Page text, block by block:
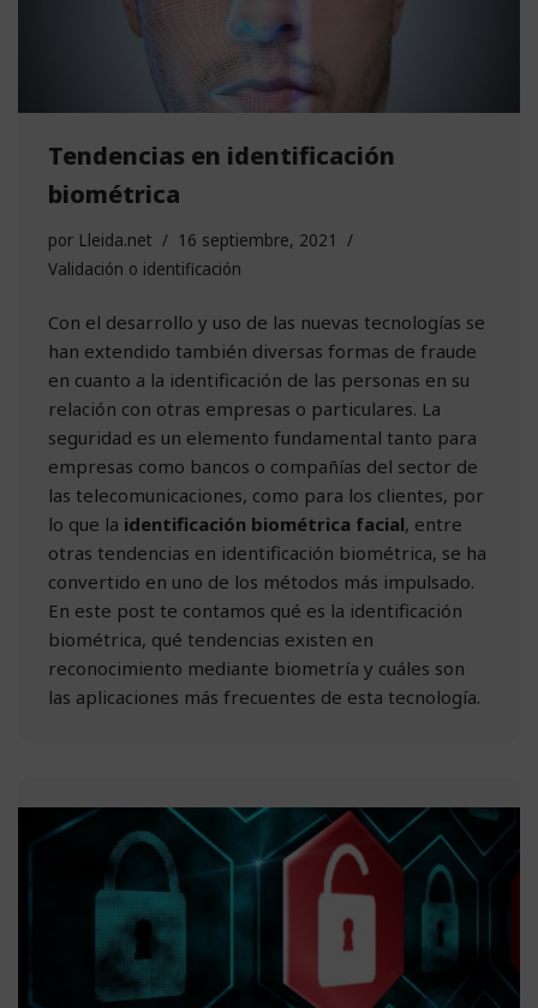
Tendencias en identificación
biométrica
por Lleida.net
16 septiembre, 2021
Validación o identificación
Con el desarrollo y uso de las nuevas tecnologías se
han extendido también diversas formas de fraude
en cuanto a la identificación de las personas en su
relación con otras empresas o particulares. La
seguridad es un elemento fundamental tanto para
empresas como bancos o compañías del sector de
las telecomunicaciones, como para los clientes, por
lo que la identificación biométrica facial, entre
otras tendencias en identificación biométrica, se ha
convertido en uno de los métodos más impulsado.
En este post te contamos qué es la identificación
biométrica, qué tendencias existen en
reconocimiento mediante biometría y cuáles son
las aplicaciones más frecuentes de esta tecnología.